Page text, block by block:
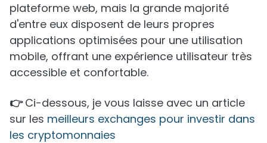
plateforme web, mais la grande majorité
d'entre eux disposent de leurs propres
applications optimisées pour une utilisation
mobile, offrant une expérience utilisateur très
accessible et confortable.
👉Ci-dessous, je vous laisse avec un article
sur les meilleurs exchanges pour investir dans
les cryptomonnaies